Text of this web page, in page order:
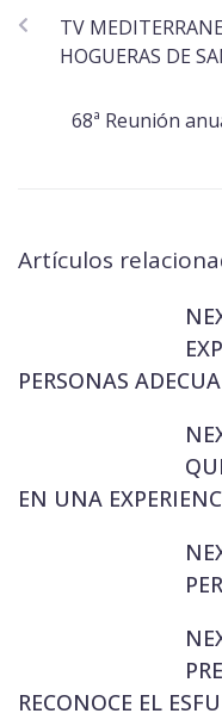
TV
HOGUERAS DE
68ª Reunión
Artículos
PERSONAS
EN UNA
RECONOCE EL